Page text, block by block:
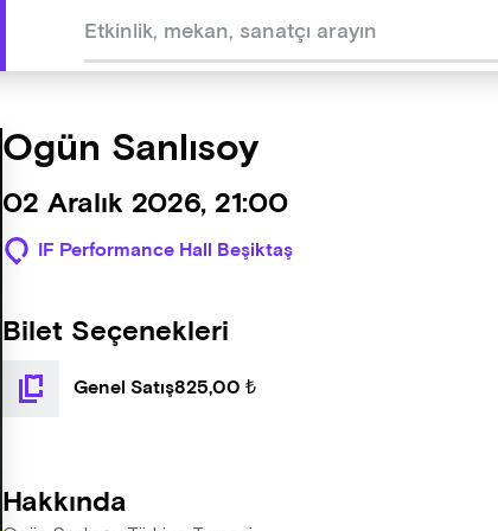
Ogün Sanlısoy
02 Aralık 2026, 21:00
IF Performance Hall Beşiktaş
Bilet Seçenekleri
Genel Satış825,00 ₺
Hakkında